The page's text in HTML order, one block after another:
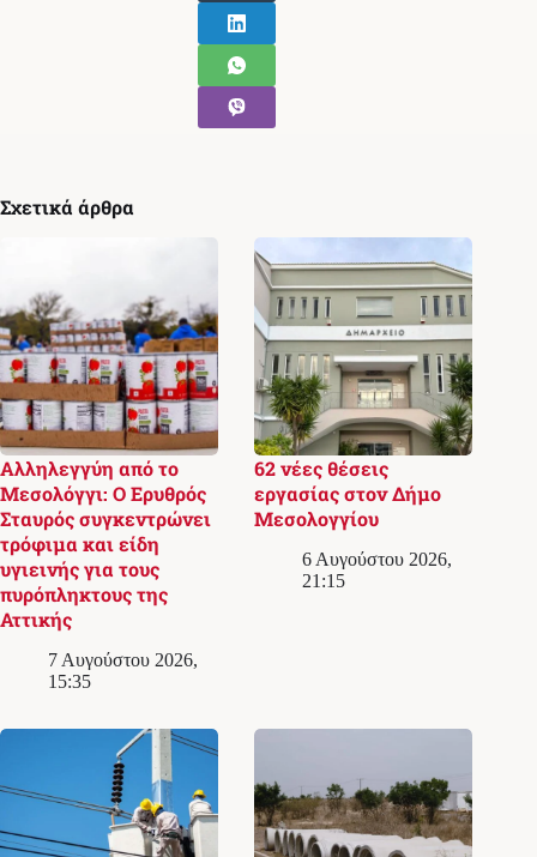
Σχετικά άρθρα
Αλληλεγγύη από το
Μεσολόγγι: Ο Ερυθρός
Σταυρός συγκεντρώνει
τρόφιμα και είδη
υγιεινής για τους
πυρόπληκτους της
Αττικής
7 Αυγούστου 2026,
15:35
62 νέες θέσεις
εργασίας στον Δήμο
Μεσολογγίου
6 Αυγούστου 2026,
21:15